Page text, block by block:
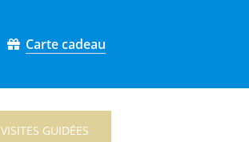
Carte cadeau
VISITES GUIDÉES